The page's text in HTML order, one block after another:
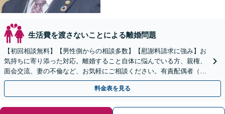
生活費を渡さないことによる離婚問題
【初回相談無料】【男性側からの相談多数】【慰謝料請求に強み】お
気持ちに寄り添った対応。離婚すること自体に悩んでいる方、親権、
面会交流、妻の不倫など、お気軽にご相談ください。有責配偶者（不
倫した側）の相談も対応します。【青葉通一番町駅4分】
料金表を見る